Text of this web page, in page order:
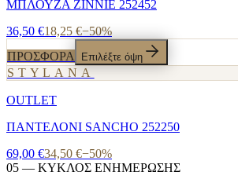
ΜΠΛΟΥΖΑ ZINNIE 252452
36,50 €18,25 €−50%
ΠΡΟΣΦΟΡΑ
Επιλέξτε όψη
STYLANA
OUTLET
ΠΑΝΤΕΛΟΝΙ SANCHO 252250
69,00 €34,50 €−50%
05 — ΚΥΚΛΟΣ ΕΝΗΜΕΡΩΣΗΣ